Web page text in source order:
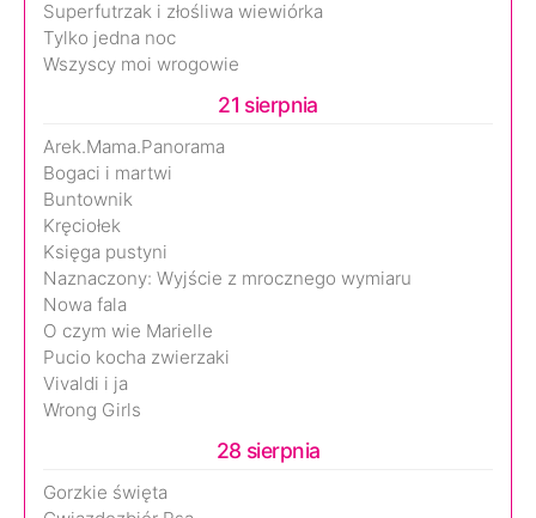
Superfutrzak i złośliwa wiewiórka
Tylko jedna noc
Wszyscy moi wrogowie
21 sierpnia
Arek.Mama.Panorama
Bogaci i martwi
Buntownik
Kręciołek
Księga pustyni
Naznaczony: Wyjście z mrocznego wymiaru
Nowa fala
O czym wie Marielle
Pucio kocha zwierzaki
Vivaldi i ja
Wrong Girls
28 sierpnia
Gorzkie święta